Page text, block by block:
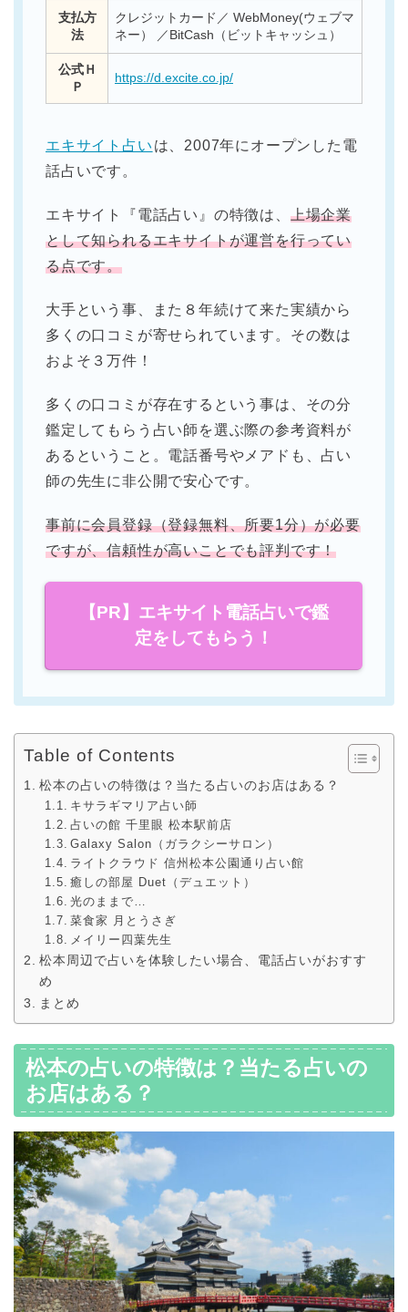
支払方
法
クレジットカード／ WebMoney(ウェブマ
ネー） ／BitCash（ビットキャッシュ）
公式Ｈ
Ｐ
https://d.excite.co.jp/
エキサイト占い は、2007年にオープンした電
話占いです。
エキサイト『電話占い』の特徴は、 上場企業
として知られるエキサイトが運営を行ってい
る点です。
大手という事、また８年続けて来た実績から
多くの口コミが寄せられています。その数は
およそ３万件！
多くの口コミが存在するという事は、その分
鑑定してもらう占い師を選ぶ際の参考資料が
あるということ。電話番号やメアドも、占い
師の先生に非公開で安心です。
事前に会員登録（登録無料、所要1分）が必要
ですが、信頼性が高いことでも評判です！
【PR】エキサイト電話占いで鑑
定をしてもらう！
Table of Contents
松本の占いの特徴は？当たる占いのお店はある？
キサラギマリア占い師
占いの館 千里眼 松本駅前店
Galaxy Salon（ガラクシーサロン）
ライトクラウド 信州松本公園通り占い館
癒しの部屋 Duet（デュエット）
光のままで…
菜食家 月とうさぎ
メイリー四葉先生
松本周辺で占いを体験したい場合、電話占いがおすす
め
まとめ
松本の占いの特徴は？当たる占いの
お店はある？